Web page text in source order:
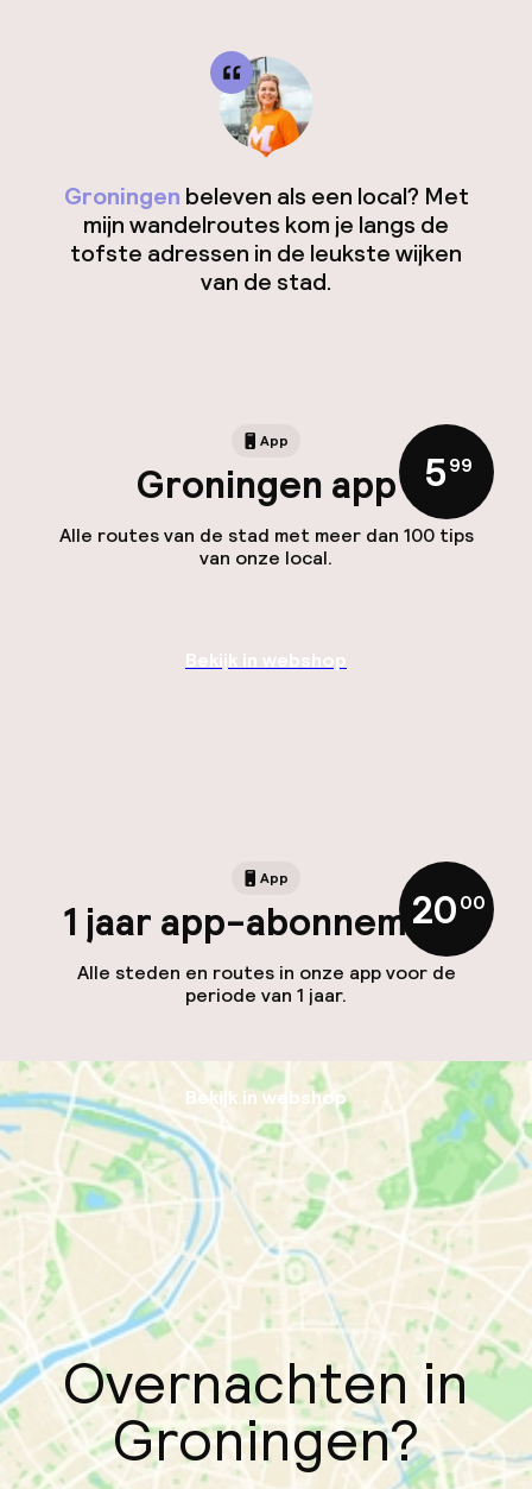
Groningen beleven als een local? Met
mijn wandelroutes kom je langs de
tofste adressen in de leukste wijken
van de stad.
App
Groningen app
Alle routes van de stad met meer dan 100 tips
van onze local.
5,99
Bekijk in webshop
App
1 jaar app-abonnement
Alle steden en routes in onze app voor de
periode van 1 jaar.
20,00
Bekijk in webshop
Overnachten in
Groningen?